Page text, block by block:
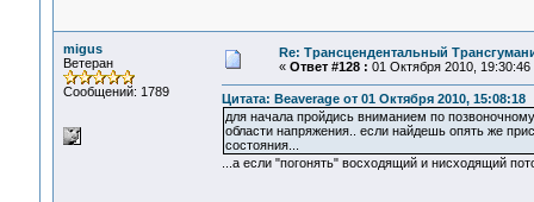
migus
Ветеран
Сообщений: 1789
Re: Трансцендентальный
« Ответ #128 : 01 Октября 2010, 19:30:46
Цитата: Beaverage от 01 Октября 2010, 15:08:18
для начала пройдись вниманием по
области напряжения.. если найдешь опять же
состояния...
...а если "погонять" восходящий и нисходящий